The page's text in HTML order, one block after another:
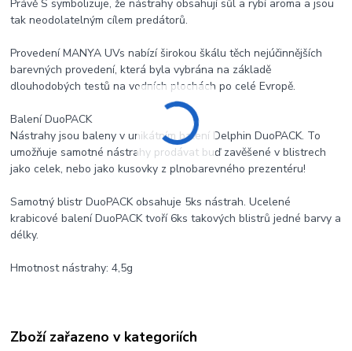
Právě S symbolizuje, že nástrahy obsahují sůl a rybí aroma a jsou
tak neodolatelným cílem predátorů.
Provedení MANYA UVs nabízí širokou škálu těch nejúčinnějších
barevných provedení, která byla vybrána na základě
dlouhodobých testů na vodních plochách po celé Evropě.
Balení DuoPACK
Nástrahy jsou baleny v unikátním balení Delphin DuoPACK. To
umožňuje samotné nástrahy prodávat buď zavěšené v blistrech
jako celek, nebo jako kusovky z plnobarevného prezentéru!
Samotný blistr DuoPACK obsahuje 5ks nástrah. Ucelené
krabicové balení DuoPACK tvoří 6ks takových blistrů jedné barvy a
délky.
Hmotnost nástrahy: 4,5g
Zboží zařazeno v kategoriích